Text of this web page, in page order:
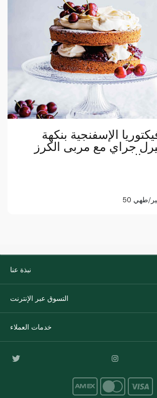
الإسفنجية بنكهة
جراي مع مربى الكرز
المخفوقة
طهي
نبذة عنا
التسوق عبر الإنترنت
خدمات العملاء